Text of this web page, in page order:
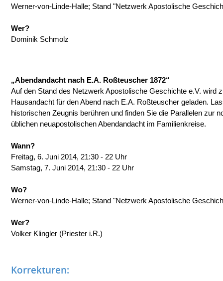
Werner-von-Linde-Halle; Stand "Netzwerk Apostolische
Wer?
Dominik Schmolz
„Abendandacht nach E.A. Roßteuscher 1872“
Auf den Stand des Netzwerk Apostolische Geschichte e.V. wird
Hausandacht für den Abend nach E.A. Roßteuscher geladen.
historischen Zeugnis berühren und finden Sie die Parallelen zur
üblichen neuapostolischen Abendandacht im Familienkreise.
Wann?
Freitag, 6. Juni 2014, 21:30 - 22 Uhr
Samstag, 7. Juni 2014, 21:30 - 22 Uhr
Wo?
Werner-von-Linde-Halle; Stand "Netzwerk Apostolische
Wer?
Volker Klingler (Priester i.R.)
Korrekturen: